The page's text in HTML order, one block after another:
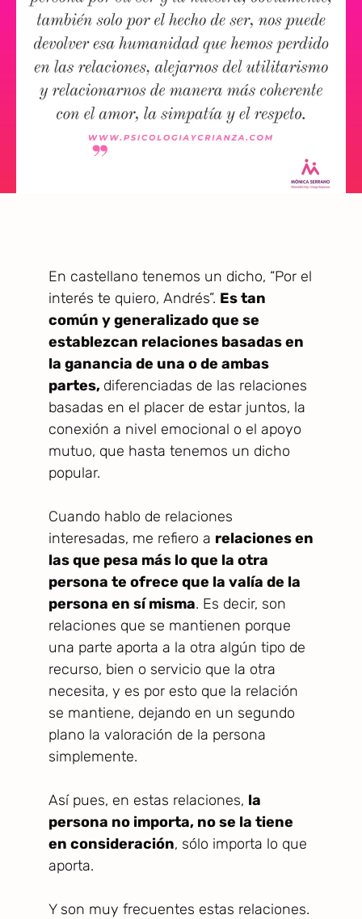
En castellano tenemos un dicho, “Por el
interés te quiero, Andrés”. Es tan
común y generalizado que se
establezcan relaciones basadas en
la ganancia de una o de ambas
partes, diferenciadas de las relaciones
basadas en el placer de estar juntos, la
conexión a nivel emocional o el apoyo
mutuo, que hasta tenemos un dicho
popular.
Cuando hablo de relaciones
interesadas, me refiero a relaciones en
las que pesa más lo que la otra
persona te ofrece que la valía de la
persona en sí misma. Es decir, son
relaciones que se mantienen porque
una parte aporta a la otra algún tipo de
recurso, bien o servicio que la otra
necesita, y es por esto que la relación
se mantiene, dejando en un segundo
plano la valoración de la persona
simplemente.
Así pues, en estas relaciones, la
persona no importa, no se la tiene
en consideración, sólo importa lo que
aporta.
Y son muy frecuentes estas relaciones.